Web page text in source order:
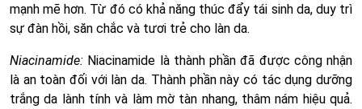
mạnh mẽ hơn. Từ đó có khả năng thúc đẩy tái sinh da, duy trì
sự đàn hồi, săn chắc và tươi trẻ cho làn da.
Niacinamide: Niacinamide là thành phần đã được công nhận
là an toàn đối với làn da. Thành phần này có tác dụng dưỡng
trắng da lành tính và làm mờ tàn nhang, thâm nám hiệu quả.